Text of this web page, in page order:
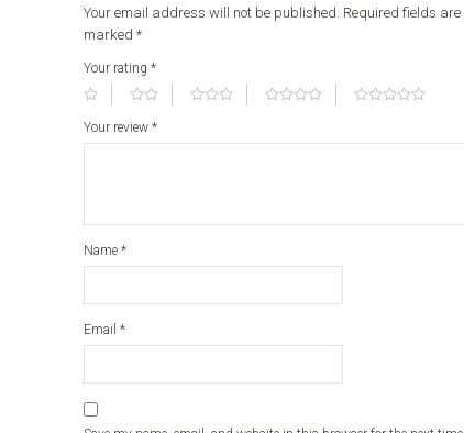
Your email address will not be published. Required fields are
marked *
Your rating *
Your review *
Name *
Email *